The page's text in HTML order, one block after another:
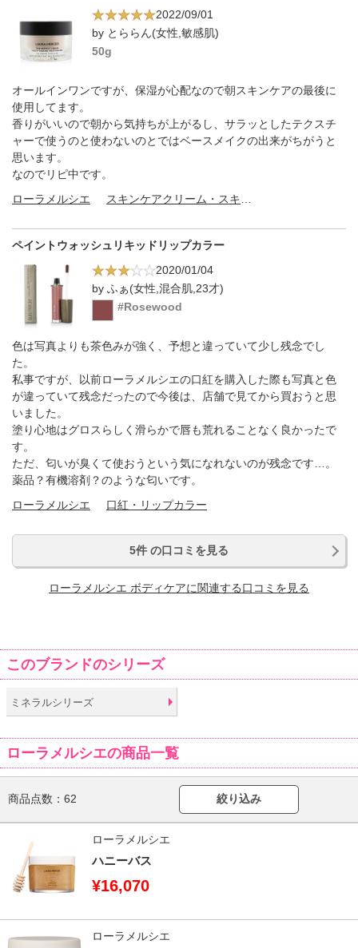
2022/09/01
by とららん(女性,敏感肌)
50g
オールインワンですが、保湿が心配なので朝スキンケアの最後に
使用してます。
香りがいいので朝から気持ちが上がるし、サラッとしたテクスチ
ャーで使うのと使わないのとではベースメイクの出来がちがうと
思います。
なのでリピ中です。
ローラメルシエ
ペイントウォッシュリキッドリップカラー
2020/01/04
by ふぁ(女性,混合肌,23才)
#Rosewood
色は写真よりも茶色みが強く、予想と違っていて少し残念でし
た。
私事ですが、以前ローラメルシエの口紅を購入した際も写真と色
が違っていて残念だったので今後は、店舗で見てから買おうと思
いました。
塗り心地はグロスらしく滑らかで唇も荒れることなく良かったで
す。
ただ、匂いが臭くて使おうという気になれないのが残念です…。
薬品？有機溶剤？のような匂いです。
ローラメルシエ
口紅・リップカラー
5件 の口コミを見る
ローラメルシエ ボディケアに関連する口コミを見る
このブランドのシリーズ
ミネラルシリーズ
ローラメルシエの商品一覧
商品点数： 62 絞り込み
ローラメルシエ
ハニーバス
¥16,070
ローラメルシエ